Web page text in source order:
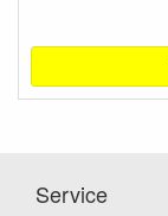
Service